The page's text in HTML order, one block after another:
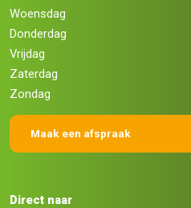
Woensdag
Donderdag
Vrijdag
Zaterdag
Zondag
Maak een afspraak
Direct naar